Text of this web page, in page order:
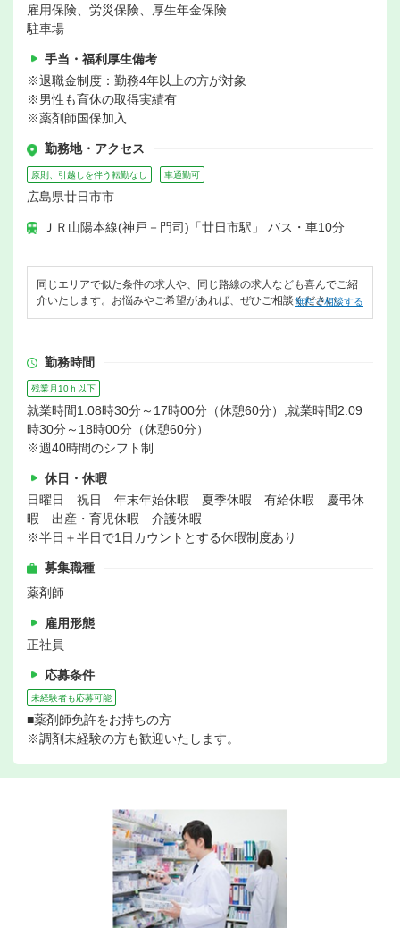
雇用保険、労災保険、厚生年金保険
駐車場
手当・福利厚生備考
※退職金制度：勤務4年以上の方が対象
※男性も育休の取得実績有
※薬剤師国保加入
勤務地・アクセス
原則、引越しを伴う転勤なし 車通勤可
広島県廿日市市
ＪＲ山陽本線(神戸－門司)「廿日市駅」 バス・車10分
同じエリアで似た条件の求人や、同じ路線の求人なども喜んでご紹
介いたします。お悩みやご希望があれば、ぜひご相談ください。
無料で相談する
勤務時間
残業月10ｈ以下
就業時間1:08時30分～17時00分（休憩60分）,就業時間2:09
時30分～18時00分（休憩60分）
※週40時間のシフト制
休日・休暇
日曜日 祝日 年末年始休暇 夏季休暇 有給休暇 慶弔休
暇 出産・育児休暇 介護休暇
※半日＋半日で1日カウントとする休暇制度あり
募集職種
薬剤師
雇用形態
正社員
応募条件
未経験者も応募可能
■薬剤師免許をお持ちの方
※調剤未経験の方も歓迎いたします。